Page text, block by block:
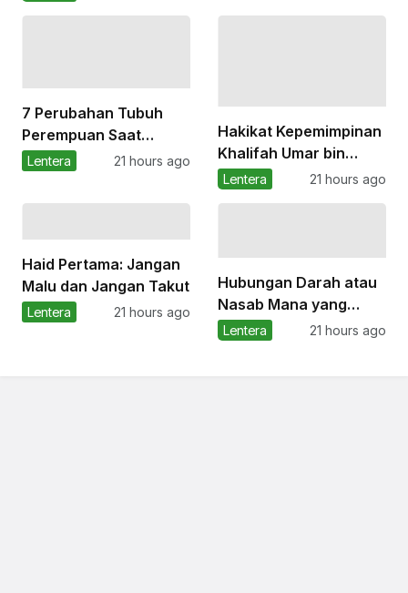
7 Perubahan Tubuh
Perempuan Saat
Memasuki Masa
Lentera 21 hours ago
Hakikat Kepemimpinan
Khalifah Umar bin
Abdul Aziz dalam Kitab
Lentera 21 hours ago
Haid Pertama: Jangan
Malu dan Jangan Takut
Lentera 21 hours ago
Hubungan Darah atau
Nasab Mana yang
Menentukan Waris?
Lentera 21 hours ago